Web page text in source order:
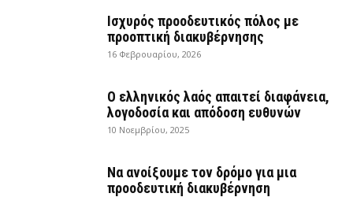
Ισχυρός προοδευτικός πόλος με
προοπτική διακυβέρνησης
16 Φεβρουαρίου, 2026
Ο ελληνικός λαός απαιτεί διαφάνεια,
λογοδοσία και απόδοση ευθυνών
10 Νοεμβρίου, 2025
Να ανοίξουμε τον δρόμο για μια
προοδευτική διακυβέρνηση